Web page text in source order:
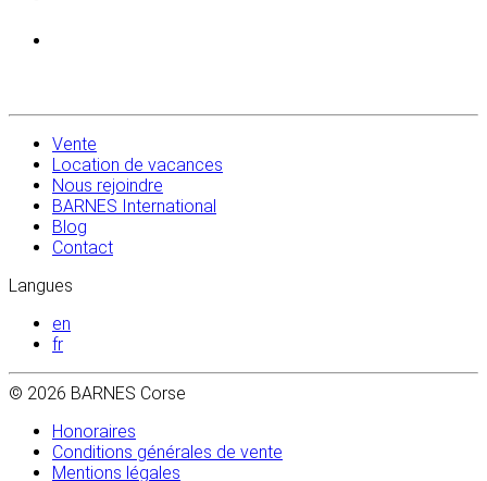
Vente
Location de vacances
Nous rejoindre
BARNES International
Blog
Contact
Langues
en
fr
© 2026 BARNES Corse
Honoraires
Conditions générales de vente
Mentions légales